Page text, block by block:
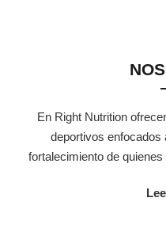
En Right Nutrition
deportivos enfocados
fortalecimiento de